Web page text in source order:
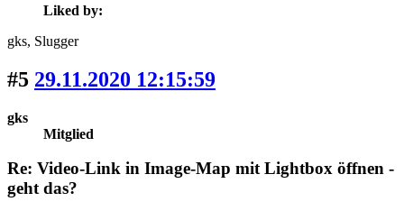
Liked by:
gks, Slugger
#5 29.11.2020 12:15:59
gks
Mitglied
Re: Video-Link in Image-Map mit Lightbox öffnen -
geht das?